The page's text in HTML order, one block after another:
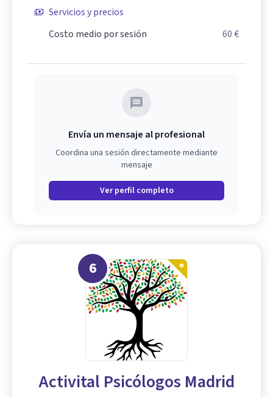
Servicios y precios
Costo medio por sesión
60 €
Envía un mensaje al profesional
Coordina una sesión directamente mediante
mensaje
Ver perfil completo
6
Activital Psicólogos Madrid